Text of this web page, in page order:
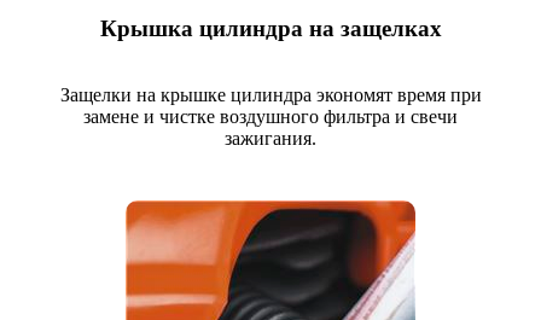
Крышка цилиндра на защелках
Защелки на крышке цилиндра экономят время при
замене и чистке воздушного фильтра и свечи
зажигания.